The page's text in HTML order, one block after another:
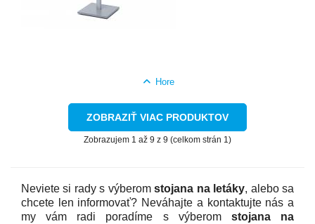
Hore
ZOBRAZIŤ VIAC PRODUKTOV
Zobrazujem 1 až 9 z 9 (celkom strán 1)
Neviete si rady s výberomstojana na letáky, alebo sa
chcete len informovať? Neváhajte a kontaktujte nás a
my vám radi poradíme s výberom stojana na